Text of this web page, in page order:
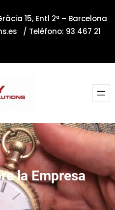
15, Entl 2ª – Barcelona
/ Teléfono: 93 467 21
la Empresa